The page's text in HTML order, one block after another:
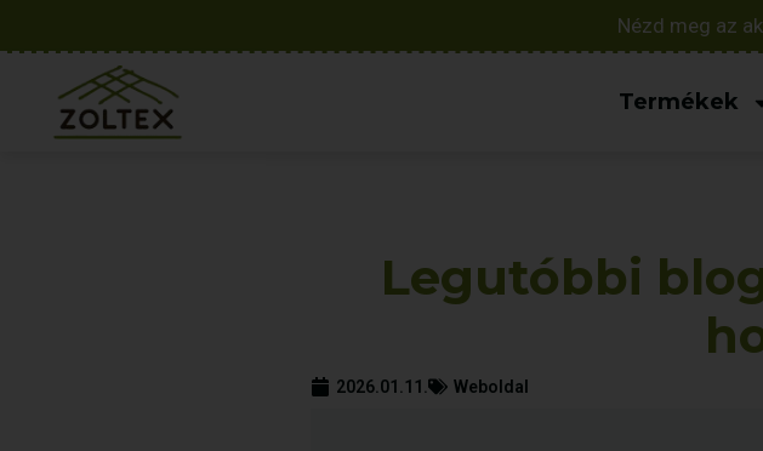
Nézd meg az
Termékek
Legutóbbi
2026.01.11. Weboldal